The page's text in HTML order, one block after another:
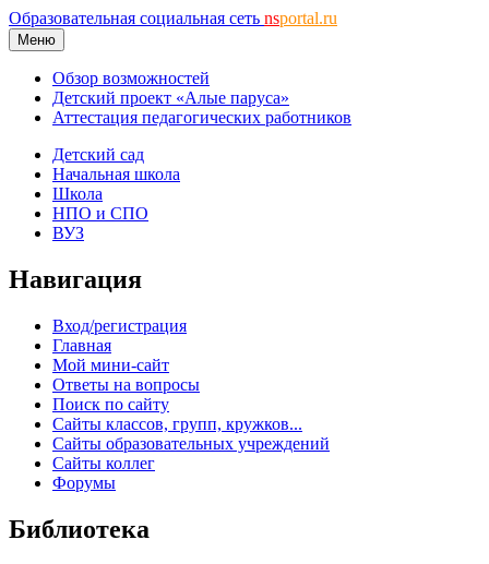
Образовательная социальная сеть nsportal.ru
Меню
Обзор возможностей
Детский проект «Алые паруса»
Аттестация педагогических работников
Детский сад
Начальная школа
Школа
НПО и СПО
ВУЗ
Навигация
Вход/регистрация
Главная
Мой мини-сайт
Ответы на вопросы
Поиск по сайту
Сайты классов, групп, кружков...
Сайты образовательных учреждений
Сайты коллег
Форумы
Библиотека